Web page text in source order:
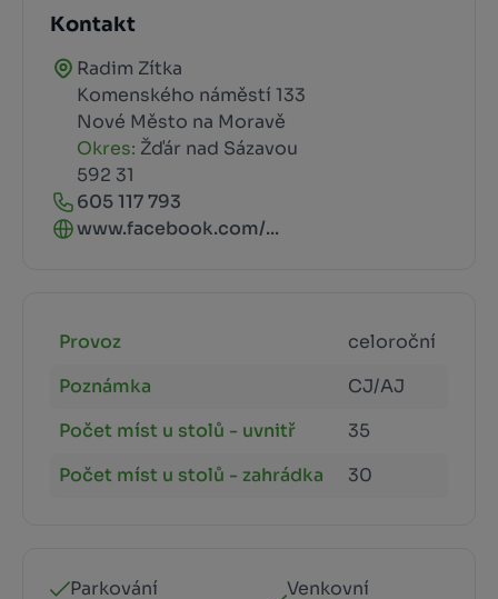
Kontakt
Radim Zítka
Komenského náměstí 133
Nové Město na Moravě
Okres: Žďár nad Sázavou
592 31
605 117 793
www.facebook.com/...
Provoz
celoroční
Poznámka
CJ/AJ
Počet míst u stolů - uvnitř
35
Počet míst u stolů - zahrádka
30
Parkování
Venkovní